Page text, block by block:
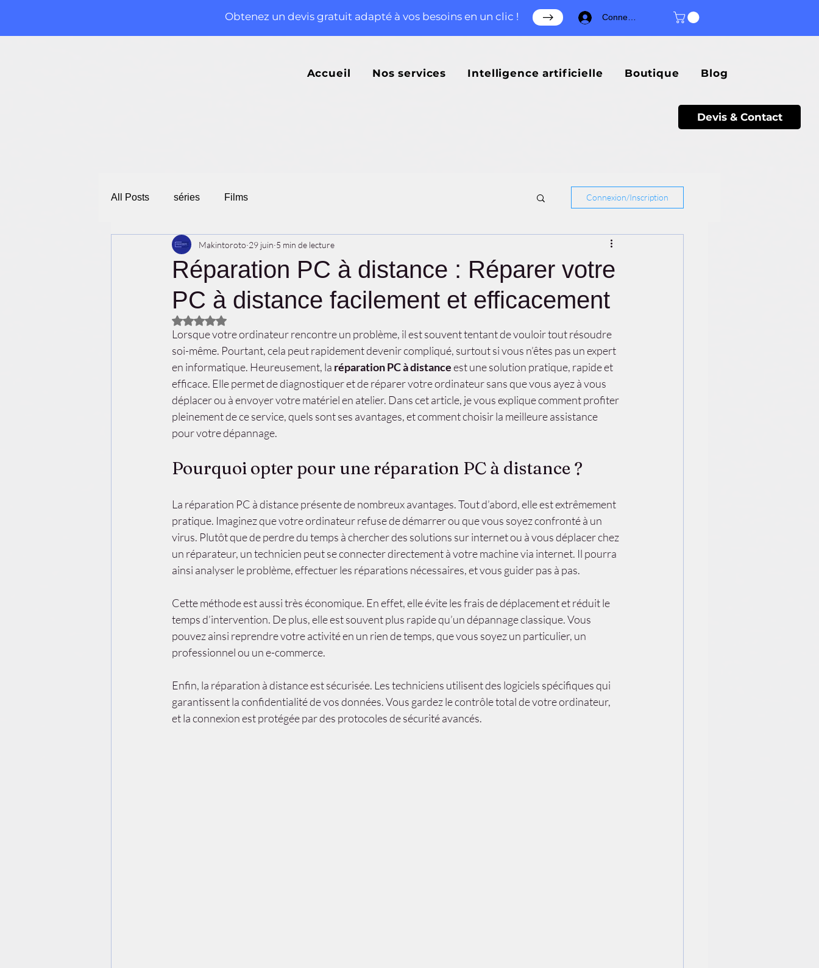
Obtenez un devis gratuit adapté à vos besoins en un clic ! Connexion
Accueil Nos services Intelligence artificielle Boutique Blog
Devis & Contact
All Posts séries Films Connexion/Inscription
Réparation PC à distance : Réparer votre
PC à distance facilement et efficacement
Makintoroto 29 juin 5 min de lecture
Noté NaN étoiles sur 5.
Lorsque votre ordinateur rencontre un problème, il est souvent tentant de vouloir tout résoudre
soi-même. Pourtant, cela peut rapidement devenir compliqué, surtout si vous n’êtes pas un expert
en informatique. Heureusement, la réparation PC à distance est une solution pratique, rapide et
efficace. Elle permet de diagnostiquer et de réparer votre ordinateur sans que vous ayez à vous
déplacer ou à envoyer votre matériel en atelier. Dans cet article, je vous explique comment profiter
pleinement de ce service, quels sont ses avantages, et comment choisir la meilleure assistance
pour votre dépannage.
Pourquoi opter pour une réparation PC à distance ?
La réparation PC à distance présente de nombreux avantages. Tout d’abord, elle est extrêmement
pratique. Imaginez que votre ordinateur refuse de démarrer ou que vous soyez confronté à un
virus. Plutôt que de perdre du temps à chercher des solutions sur internet ou à vous déplacer chez
un réparateur, un technicien peut se connecter directement à votre machine via internet. Il pourra
ainsi analyser le problème, effectuer les réparations nécessaires, et vous guider pas à pas.
Cette méthode est aussi très économique. En effet, elle évite les frais de déplacement et réduit le
temps d’intervention. De plus, elle est souvent plus rapide qu’un dépannage classique. Vous
pouvez ainsi reprendre votre activité en un rien de temps, que vous soyez un particulier, un
professionnel ou un e-commerce.
Enfin, la réparation à distance est sécurisée. Les techniciens utilisent des logiciels spécifiques qui
garantissent la confidentialité de vos données. Vous gardez le contrôle total de votre ordinateur,
et la connexion est protégée par des protocoles de sécurité avancés.